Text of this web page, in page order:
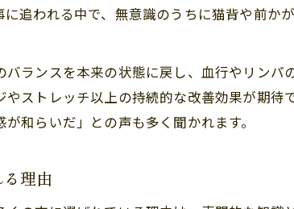
肩こり緩和に役立つストレッチと
肩こり改善に通いやすいサロンの
肩こり解消を目指す駅近サロン選
肩こりケアが続けやすいアクセスの
追われる中で、無意識のうちに猫背や前
ランスを本来の状態に戻し、血行やリン
ストレッチ以上の持続的な改善効果が期待
和らいだ」との声も多く聞かれます。
理由